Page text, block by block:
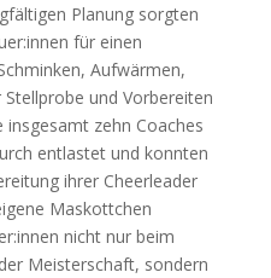
Planung sorgten
für einen
Aufwärmen,
und Vorbereiten
zehn Coaches
entlastet und konnten
ihrer Cheerleader
Maskottchen
nicht nur beim
Meisterschaft, sondern